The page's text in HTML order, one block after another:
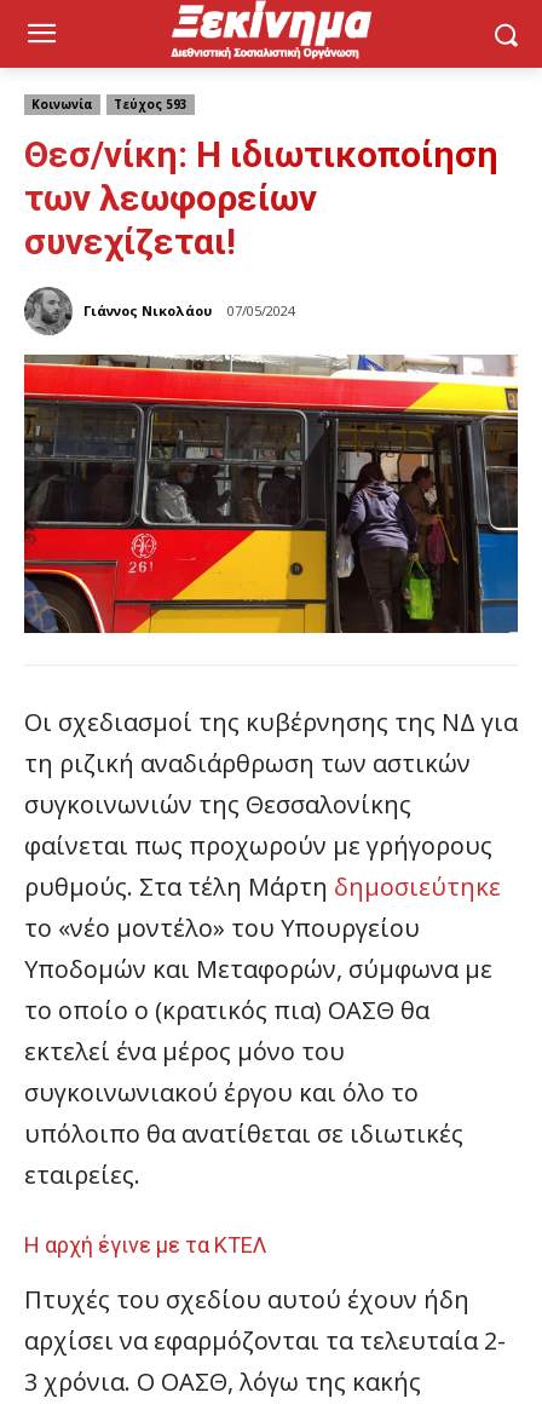
Κοινωνία Τεύχος 593
Θεσ/νίκη: Η ιδιωτικοποίηση
των λεωφορείων
συνεχίζεται!
Γιάννος Νικολάου 07/05/2024
Οι σχεδιασμοί της κυβέρνησης της ΝΔ για
τη ριζική αναδιάρθρωση των αστικών
συγκοινωνιών της Θεσσαλονίκης
φαίνεται πως προχωρούν με γρήγορους
ρυθμούς. Στα τέλη Μάρτη δημοσιεύτηκε
το «νέο μοντέλο» του Υπουργείου
Υποδομών και Μεταφορών, σύμφωνα με
το οποίο ο (κρατικός πια) ΟΑΣΘ θα
εκτελεί ένα μέρος μόνο του
συγκοινωνιακού έργου και όλο το
υπόλοιπο θα ανατίθεται σε ιδιωτικές
εταιρείες.
Η αρχή έγινε με τα ΚΤΕΛ
Πτυχές του σχεδίου αυτού έχουν ήδη
αρχίσει να εφαρμόζονται τα τελευταία 2-
3 χρόνια. Ο ΟΑΣΘ, λόγω της κακής